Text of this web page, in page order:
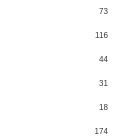
73
116
44
31
18
174